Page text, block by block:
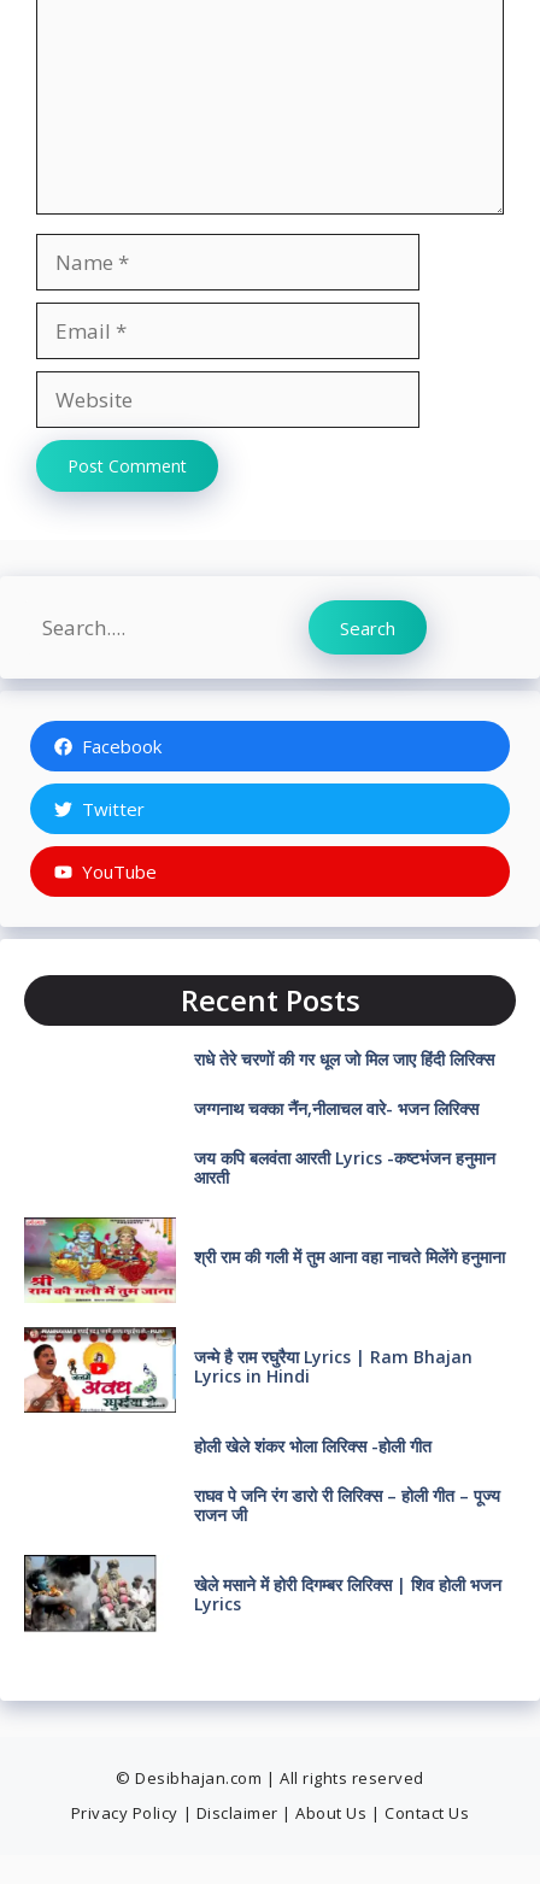
Search Search
Facebook
Twitter
YouTube
Recent Posts
राधे तेरे चरणों की गर धूल जो मिल जाए हिंदी लिरिक्स
जग्गनाथ चक्का नैंन,नीलाचल वारे- भजन लिरिक्स
जय कपि बलवंता आरती Lyrics -कष्टभंजन हनुमान
आरती
श्री राम की गली में तुम आना वहा नाचते मिलेंगे हनुमाना
जन्मे है राम रघुरैया Lyrics | Ram Bhajan
Lyrics in Hindi
होली खेले शंकर भोला लिरिक्स -होली गीत
राघव पे जनि रंग डारो री लिरिक्स – होली गीत – पूज्य
राजन जी
खेले मसाने में होरी दिगम्बर लिरिक्स | शिव होली भजन
Lyrics
© Desibhajan.com | All rights reserved
Privacy Policy | Disclaimer | About Us |Contact Us